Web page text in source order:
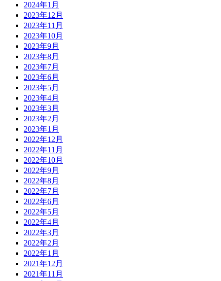
2024年1月
2023年12月
2023年11月
2023年10月
2023年9月
2023年8月
2023年7月
2023年6月
2023年5月
2023年4月
2023年3月
2023年2月
2023年1月
2022年12月
2022年11月
2022年10月
2022年9月
2022年8月
2022年7月
2022年6月
2022年5月
2022年4月
2022年3月
2022年2月
2022年1月
2021年12月
2021年11月